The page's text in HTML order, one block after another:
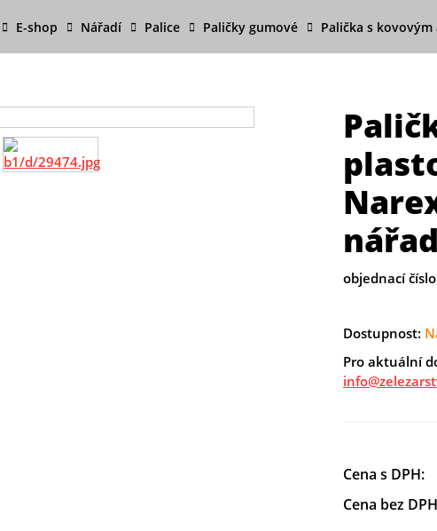
E-shop Nářadí Palice Paličky gumové Palička s
objednací
Dostupnost:
Pro aktuální
Cena s DPH:
Cena bez